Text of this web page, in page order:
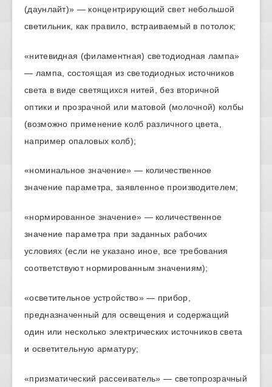
(даунлайт)» — концентрирующий свет небольшой
светильник, как правило, встраиваемый в потолок;
«нитевидная (филаментная) светодиодная лампа»
— лампа, состоящая из светодиодных источников
света в виде светящихся нитей, без вторичной
оптики и прозрачной или матовой (молочной) колбы
(возможно применение колб различного цвета,
например опаловых колб);
«номинальное значение» — количественное
значение параметра, заявленное производителем;
«нормированное значение» — количественное
значение параметра при заданных рабочих
условиях (если не указано иное, все требования
соответствуют нормированным значениям);
«осветительное устройство» — прибор,
предназначенный для освещения и содержащий
один или несколько электрических источников света
и осветительную арматуру;
«призматический рассеиватель» — светопрозрачный